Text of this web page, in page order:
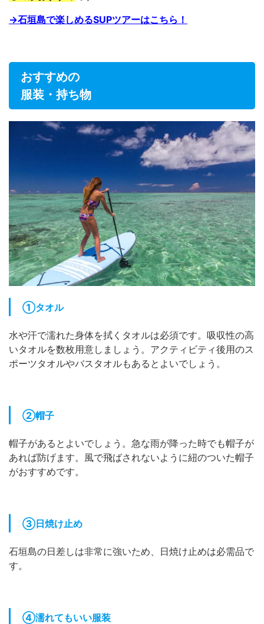
→石垣島で楽しめるSUPツアーはこちら！
おすすめの
服装・持ち物
①タオル
水や汗で濡れた身体を拭くタオルは必須です。吸収性の高
いタオルを数枚用意しましょう。アクティビティ後用のス
ポーツタオルやバスタオルもあるとよいでしょう。
②帽子
帽子があるとよいでしょう。急な雨が降った時でも帽子が
あれば防げます。風で飛ばされないように紐のついた帽子
がおすすめです。
③日焼け止め
石垣島の日差しは非常に強いため、日焼け止めは必需品で
す。
④濡れてもいい服装